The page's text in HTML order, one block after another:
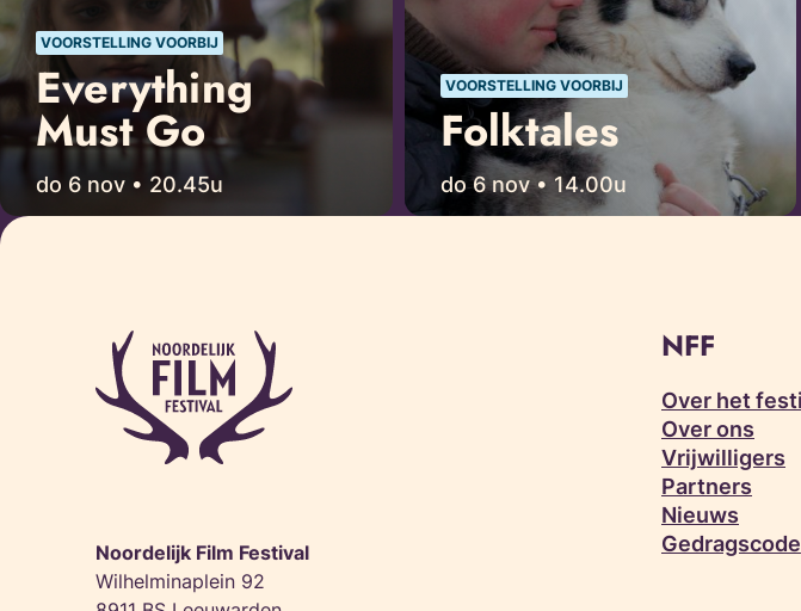
VOORSTELLING VOORBIJ
Everything
Must Go
do 6 nov • 20.45u
VOORSTELLING VOORBIJ
Folktales
do 6 nov • 14.00u
Noordelijk Film Festival
Wilhelminaplein 92
NFF
Over het
Over ons
Vrijwilligers
Partners
Nieuws
Gedragscode